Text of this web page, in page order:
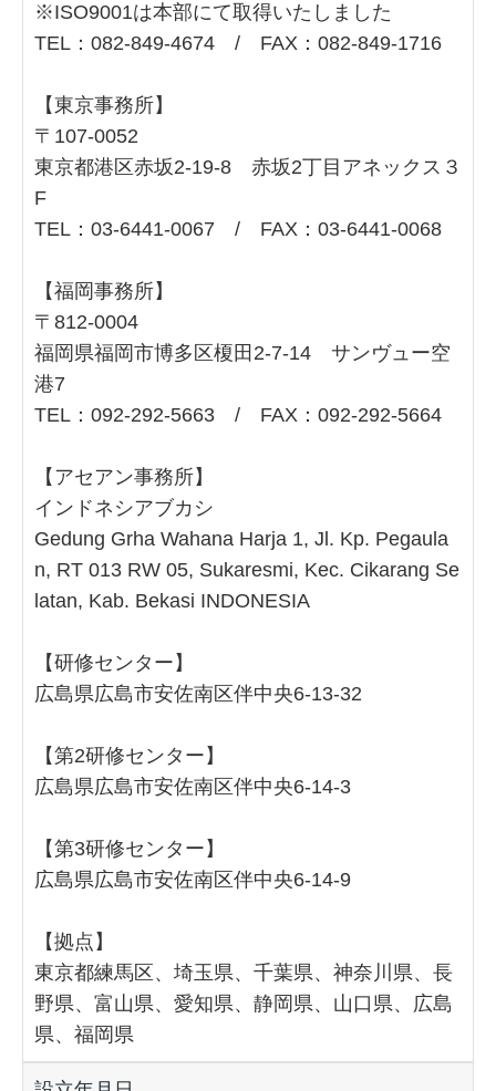
※ISO9001は本部にて取得いたしました
TEL：082-849-4674 / FAX：082-849-1716
【東京事務所】
〒107-0052
東京都港区赤坂2-19-8 赤坂2丁目アネックス３
F
TEL：03-6441-0067 / FAX：03-6441-0068
【福岡事務所】
〒812-0004
福岡県福岡市博多区榎田2-7-14 サンヴュー空
港7
TEL：092-292-5663 / FAX：092-292-5664
【アセアン事務所】
インドネシアブカシ
Gedung Grha Wahana Harja 1, Jl. Kp. Pegaula
n, RT 013 RW 05, Sukaresmi, Kec. Cikarang Se
latan, Kab. Bekasi INDONESIA
【研修センター】
広島県広島市安佐南区伴中央6-13-32
【第2研修センター】
広島県広島市安佐南区伴中央6-14-3
【第3研修センター】
広島県広島市安佐南区伴中央6-14-9
【拠点】
東京都練馬区、埼玉県、千葉県、神奈川県、長
野県、富山県、愛知県、静岡県、山口県、広島
県、福岡県